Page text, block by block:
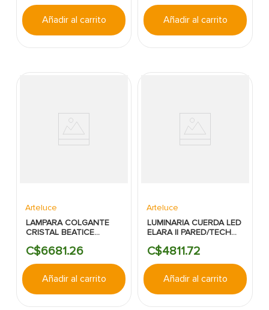
Añadir al carrito Añadir al carrito
Arteluce
LAMPARA COLGANTE
CRISTAL BEATICE
ARTELUCE-IN&OUT
C$6681.26
Añadir al carrito
Arteluce
LUMINARIA CUERDA LED
ELARA II PARED/TECHO
1700LM ARTELUCE
C$4811.72
Añadir al carrito